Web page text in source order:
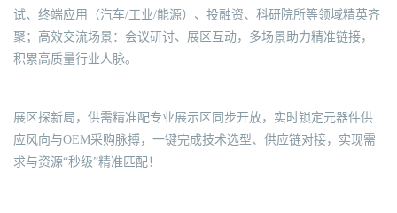
试、终端应用（汽车/工业/能源）、投融资、科研院所等领域精英齐
聚；高效交流场景：会议研讨、展区互动，多场景助力精准链接，
积累高质量行业人脉。
展区探新局，供需精准配专业展示区同步开放，实时锁定元器件供
应风向与OEM采购脉搏，一键完成技术选型、供应链对接，实现需
求与资源“秒级”精准匹配！